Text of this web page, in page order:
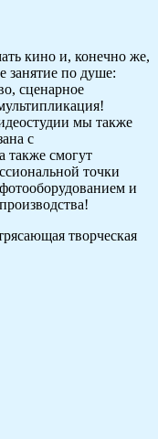
кино и, конечно же,
занятие по душе:
сценарное
мы также
с
также смогут
точки
и
творческая